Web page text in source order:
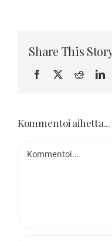
Yhteys
Share This
Facebook
X Reddit
Kommentoi aihetta...